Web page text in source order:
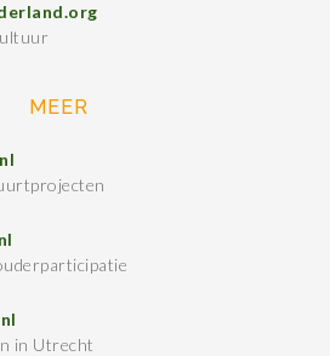
MEER
in Utrecht